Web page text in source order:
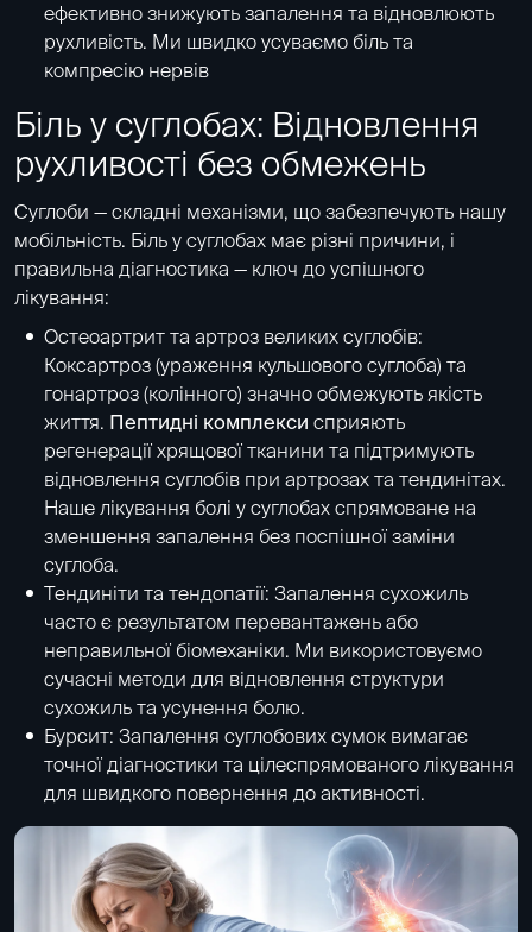
ефективно знижують запалення та відновлюють
рухливість. Ми швидко усуваємо біль та
компресію нервів
Біль у суглобах: Відновлення
рухливості без обмежень
Суглоби — складні механізми, що забезпечують нашу
мобільність. Біль у суглобах має різні причини, і
правильна діагностика — ключ до успішного
лікування:
Остеоартрит та артроз великих суглобів:
Коксартроз (ураження кульшового суглоба) та
гонартроз (колінного) значно обмежують якість
життя. Пептидні комплекси сприяють
регенерації хрящової тканини та підтримують
відновлення суглобів при артрозах та тендинітах.
Наше лікування болі у суглобах спрямоване на
зменшення запалення без поспішної заміни
суглоба.
Тендиніти та тендопатії: Запалення сухожиль
часто є результатом перевантажень або
неправильної біомеханіки. Ми використовуємо
сучасні методи для відновлення структури
сухожиль та усунення болю.
Бурсит: Запалення суглобових сумок вимагає
точної діагностики та цілеспрямованого лікування
для швидкого повернення до активності.